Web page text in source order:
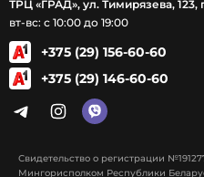
ТРЦ «ГРАД», ул. Тимирязева, 123,
вт-вс: с 10:00 до 19:00
+375 (29) 156-60-60
+375 (29) 146-60-60
Свидетельство о регистрации
Мингорисполком Республики